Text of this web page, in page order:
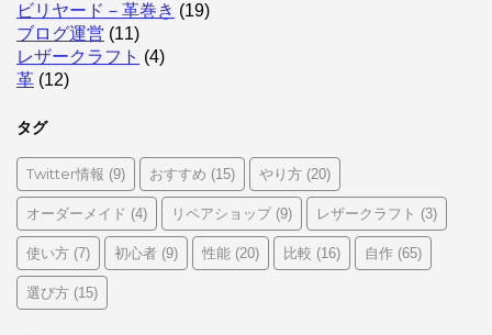
ビリヤード－革巻き (19)
ブログ運営 (11)
レザークラフト (4)
革 (12)
タグ
Twitter情報 (9) おすすめ (15) やり方 (20)
オーダーメイド (4) リペアショップ(9) レザークラフト (3)
使い方 (7) 初心者 (9) 性能 (20) 比較 (16) 自作 (65)
選び方 (15)